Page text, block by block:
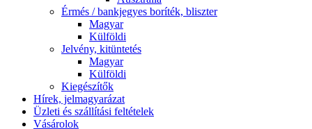
Érmés / bankjegyes boríték, bliszter
Magyar
Külföldi
Jelvény, kitüntetés
Magyar
Külföldi
Kiegészítők
Hírek, jelmagyarázat
Üzleti és szállítási feltételek
Vásárolok